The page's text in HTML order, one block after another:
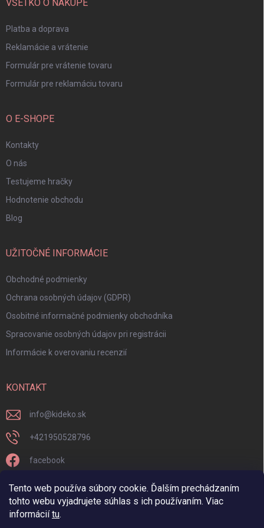
Tento web používa súbory cookie. Ďalším prechádzaním
tohto webu vyjadrujete súhlas s ich používaním. Viac
informáciítu.
VŠETKO O NÁKUPE
Platba a doprava
Reklamácie a vrátenie
Formulár pre vrátenie tovaru
Formulár pre reklamáciu tovaru
O E-SHOPE
Kontakty
O nás
Testujeme hračky
Hodnotenie obchodu
Blog
UŽITOČNÉ INFORMÁCIE
Obchodné podmienky
Ochrana osobných údajov (GDPR)
Osobitné informačné podmienky obchodníka
Spracovanie osobných údajov pri registrácii
Informácie k overovaniu recenzií
KONTAKT
info@kideko.sk
+421950528796
facebook
kideko.sk/